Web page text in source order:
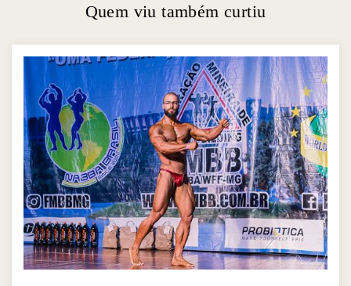
Quem viu também curtiu